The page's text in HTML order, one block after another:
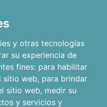
y otras tecnologías
su experiencia de
fines: para habilitar
sitio web, para brindar
sitio web, medir su
y servicios y